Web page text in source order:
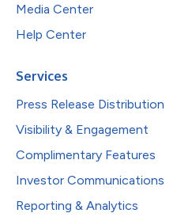
Media Center
Help Center
Services
Press Release Distribution
Visibility & Engagement
Complimentary Features
Investor Communications
Reporting & Analytics